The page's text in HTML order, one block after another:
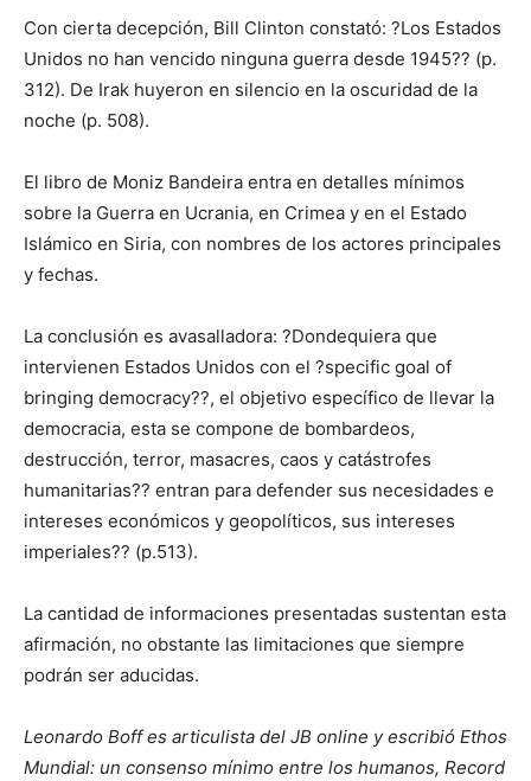
Con cierta decepción, Bill Clinton constató: ?Los Estados
Unidos no han vencido ninguna guerra desde 1945?? (p.
312). De Irak huyeron en silencio en la oscuridad de la
noche (p. 508).
El libro de Moniz Bandeira entra en detalles mínimos
sobre la Guerra en Ucrania, en Crimea y en el Estado
Islámico en Siria, con nombres de los actores principales
y fechas.
La conclusión es avasalladora: ?Dondequiera que
intervienen Estados Unidos con el ?specific goal of
bringing democracy??, el objetivo específico de llevar la
democracia, esta se compone de bombardeos,
destrucción, terror, masacres, caos y catástrofes
humanitarias?? entran para defender sus necesidades e
intereses económicos y geopolíticos, sus intereses
imperiales?? (p.513).
La cantidad de informaciones presentadas sustentan esta
afirmación, no obstante las limitaciones que siempre
podrán ser aducidas.
Leonardo Boff es articulista del JB online y escribió Ethos
Mundial: un consenso mínimo entre los humanos, Record